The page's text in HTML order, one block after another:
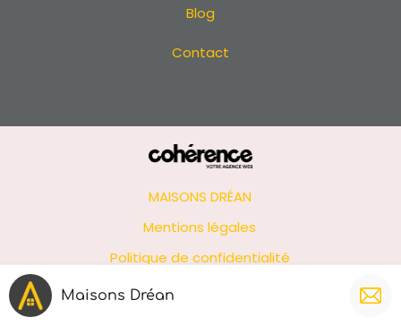
Blog
Contact
MAISONS DRÉAN
Mentions légales
Politique de confidentialité
Plan de site
Maisons Dréan